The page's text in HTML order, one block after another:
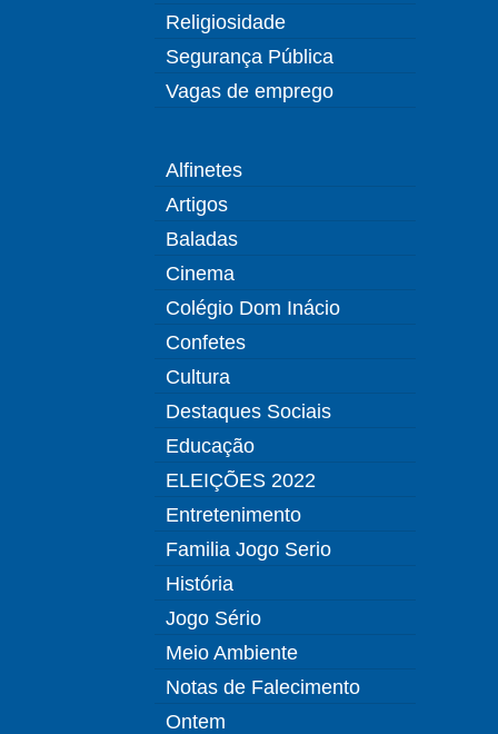
Religiosidade
Segurança Pública
Vagas de emprego
Alfinetes
Artigos
Baladas
Cinema
Colégio Dom Inácio
Confetes
Cultura
Destaques Sociais
Educação
ELEIÇÕES 2022
Entretenimento
Familia Jogo Serio
História
Jogo Sério
Meio Ambiente
Notas de Falecimento
Ontem